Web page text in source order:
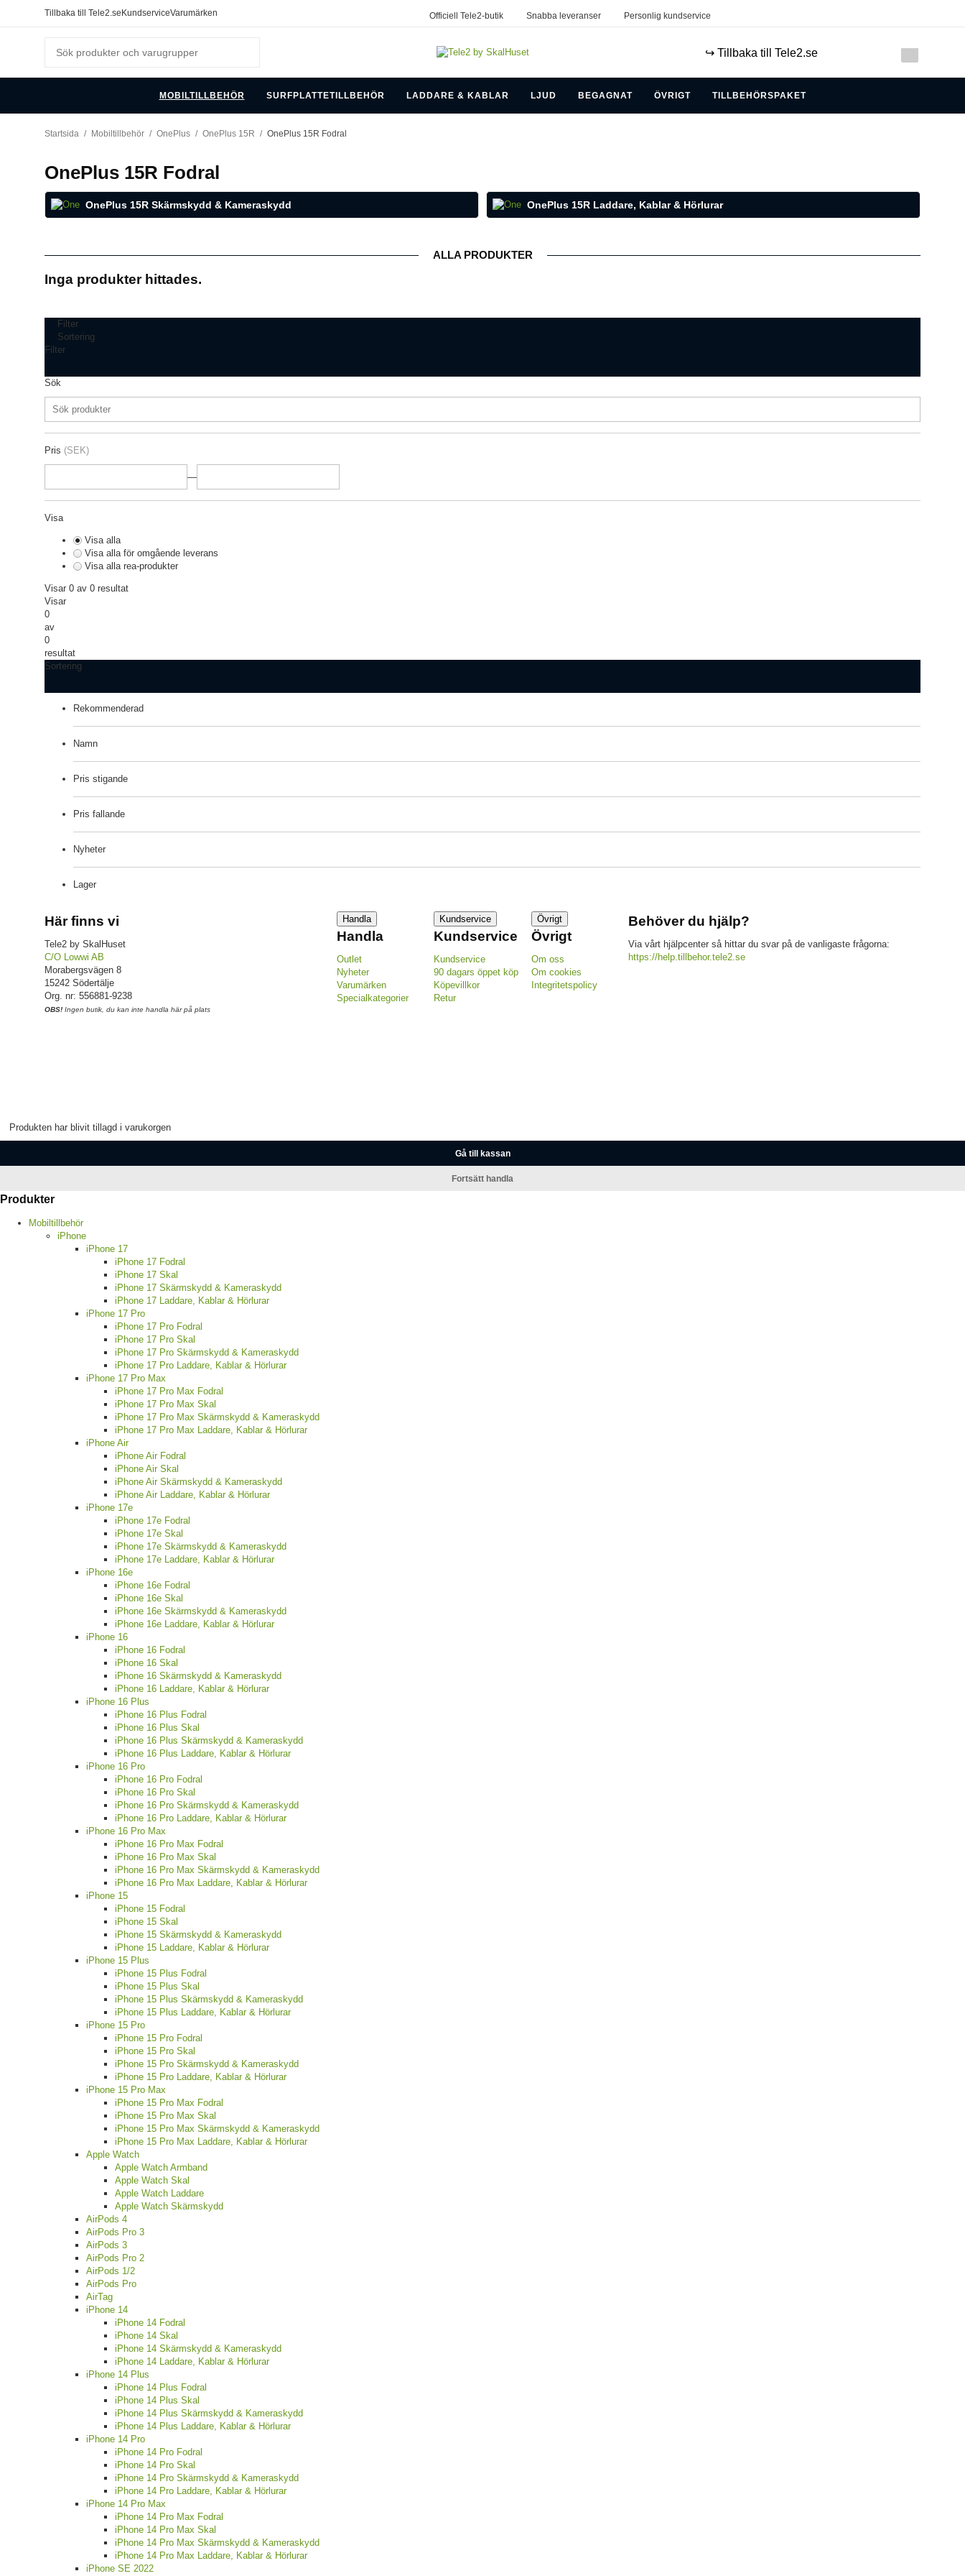
Tillbaka till Tele2.se KundserviceVarumärken Officiell Tele2-butik Snabba leveranser Personlig kundservice
↪️ Tillbaka till Tele2.se
MOBILTILLBEHÖR SURFPLATTETILLBEHÖR LADDARE & KABLAR LJUD BEGAGNAT ÖVRIGT TILLBEHÖRSPAKET
Startsida / Mobiltillbehör / OnePlus / OnePlus 15R / OnePlus 15R Fodral
OnePlus 15R Fodral
OnePlus 15R Skärmskydd & Kameraskydd OnePlus 15R Laddare, Kablar & Hörlurar
ALLA PRODUKTER
Inga produkter hittades.
Filter
Sortering
Filter
Sök
Pris (SEK)
—
Visa
Visa alla
Visa alla för omgående leverans
Visa alla rea-produkter
Visar 0 av 0 resultat
Visar
0
av
0
resultat
Sortering
Rekommenderad
Namn
Pris stigande
Pris fallande
Nyheter
Lager
Här finns vi
Tele2 by SkalHuset
C/O Lowwi AB
Morabergsvägen 8
15242 Södertälje
Org. nr: 556881-9238
OBS! Ingen butik, du kan inte handla här på plats
Handla
Handla
Outlet
Nyheter
Varumärken
Specialkategorier
Kundservice
Kundservice
Kundservice
90 dagars öppet köp
Köpevillkor
Retur
Övrigt
Övrigt
Om oss
Om cookies
Integritetspolicy
Behöver du hjälp?
Via vårt hjälpcenter så hittar du svar på de vanligaste frågorna:
https://help.tillbehor.tele2.se
Produkten har blivit tillagd i varukorgen
Gå till kassan
Fortsätt handla
Produkter
Mobiltillbehör
iPhone
iPhone 17
iPhone 17 Fodral
iPhone 17 Skal
iPhone 17 Skärmskydd & Kameraskydd
iPhone 17 Laddare, Kablar & Hörlurar
iPhone 17 Pro
iPhone 17 Pro Fodral
iPhone 17 Pro Skal
iPhone 17 Pro Skärmskydd & Kameraskydd
iPhone 17 Pro Laddare, Kablar & Hörlurar
iPhone 17 Pro Max
iPhone 17 Pro Max Fodral
iPhone 17 Pro Max Skal
iPhone 17 Pro Max Skärmskydd & Kameraskydd
iPhone 17 Pro Max Laddare, Kablar & Hörlurar
iPhone Air
iPhone Air Fodral
iPhone Air Skal
iPhone Air Skärmskydd & Kameraskydd
iPhone Air Laddare, Kablar & Hörlurar
iPhone 17e
iPhone 17e Fodral
iPhone 17e Skal
iPhone 17e Skärmskydd & Kameraskydd
iPhone 17e Laddare, Kablar & Hörlurar
iPhone 16e
iPhone 16e Fodral
iPhone 16e Skal
iPhone 16e Skärmskydd & Kameraskydd
iPhone 16e Laddare, Kablar & Hörlurar
iPhone 16
iPhone 16 Fodral
iPhone 16 Skal
iPhone 16 Skärmskydd & Kameraskydd
iPhone 16 Laddare, Kablar & Hörlurar
iPhone 16 Plus
iPhone 16 Plus Fodral
iPhone 16 Plus Skal
iPhone 16 Plus Skärmskydd & Kameraskydd
iPhone 16 Plus Laddare, Kablar & Hörlurar
iPhone 16 Pro
iPhone 16 Pro Fodral
iPhone 16 Pro Skal
iPhone 16 Pro Skärmskydd & Kameraskydd
iPhone 16 Pro Laddare, Kablar & Hörlurar
iPhone 16 Pro Max
iPhone 16 Pro Max Fodral
iPhone 16 Pro Max Skal
iPhone 16 Pro Max Skärmskydd & Kameraskydd
iPhone 16 Pro Max Laddare, Kablar & Hörlurar
iPhone 15
iPhone 15 Fodral
iPhone 15 Skal
iPhone 15 Skärmskydd & Kameraskydd
iPhone 15 Laddare, Kablar & Hörlurar
iPhone 15 Plus
iPhone 15 Plus Fodral
iPhone 15 Plus Skal
iPhone 15 Plus Skärmskydd & Kameraskydd
iPhone 15 Plus Laddare, Kablar & Hörlurar
iPhone 15 Pro
iPhone 15 Pro Fodral
iPhone 15 Pro Skal
iPhone 15 Pro Skärmskydd & Kameraskydd
iPhone 15 Pro Laddare, Kablar & Hörlurar
iPhone 15 Pro Max
iPhone 15 Pro Max Fodral
iPhone 15 Pro Max Skal
iPhone 15 Pro Max Skärmskydd & Kameraskydd
iPhone 15 Pro Max Laddare, Kablar & Hörlurar
Apple Watch
Apple Watch Armband
Apple Watch Skal
Apple Watch Laddare
Apple Watch Skärmskydd
AirPods 4
AirPods Pro 3
AirPods 3
AirPods Pro 2
AirPods 1/2
AirPods Pro
AirTag
iPhone 14
iPhone 14 Fodral
iPhone 14 Skal
iPhone 14 Skärmskydd & Kameraskydd
iPhone 14 Laddare, Kablar & Hörlurar
iPhone 14 Plus
iPhone 14 Plus Fodral
iPhone 14 Plus Skal
iPhone 14 Plus Skärmskydd & Kameraskydd
iPhone 14 Plus Laddare, Kablar & Hörlurar
iPhone 14 Pro
iPhone 14 Pro Fodral
iPhone 14 Pro Skal
iPhone 14 Pro Skärmskydd & Kameraskydd
iPhone 14 Pro Laddare, Kablar & Hörlurar
iPhone 14 Pro Max
iPhone 14 Pro Max Fodral
iPhone 14 Pro Max Skal
iPhone 14 Pro Max Skärmskydd & Kameraskydd
iPhone 14 Pro Max Laddare, Kablar & Hörlurar
iPhone SE 2022